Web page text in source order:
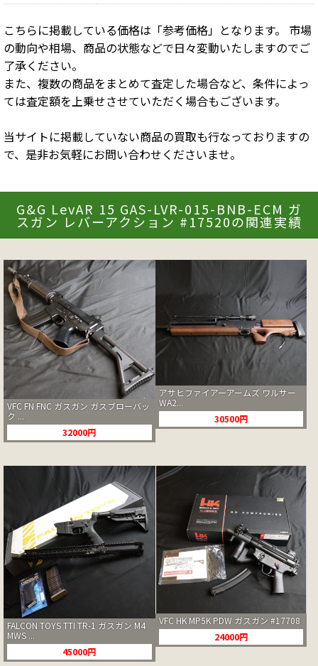
こちらに掲載している価格は「参考価格」となります。 市場
の動向や相場、商品の状態などで日々変動いたしますのでご
了承ください。
また、複数の商品をまとめて査定した場合など、条件によっ
ては査定額を上乗せさせていただく場合もございます。
当サイトに掲載していない商品の買取も行なっておりますの
で、是非お気軽にお問い合わせくださいませ。
G&G LevAR 15 GAS-LVR-015-BNB-ECM ガ
スガン レバーアクション #17520の関連実績
VFC FN FNC ガスガン ガスブローバッ
ク ...
32000円
アサヒファイアーアームズ ワルサー
WA2...
30500円
FALCON TOYS TTI TR-1 ガスガン M4
MWS ...
45000円
VFC HK MP5K PDW ガスガン #17708
24000円